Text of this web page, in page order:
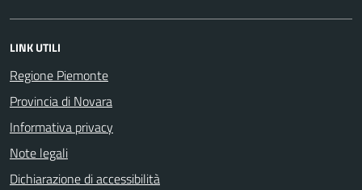
LINK UTILI
Regione Piemonte
Provincia di Novara
Informativa privacy
Note legali
Dichiarazione di accessibilità